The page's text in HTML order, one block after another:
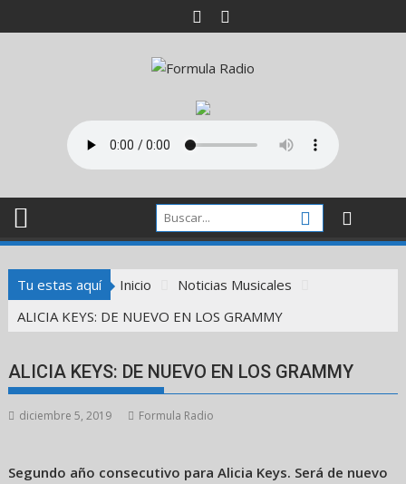
al
Tu estas aquí Inicio
Noticias Musicales
ALICIA KEYS: DE NUEVO EN LOS GRAMMY
ALICIA KEYS: DE NUEVO EN LOS GRAMMY
diciembre 5, 2019 Formula Radio
Segundo año consecutivo para Alicia Keys. Será de nuevo